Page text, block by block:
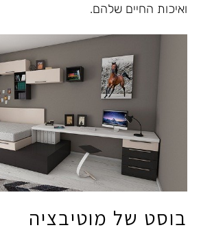
ואיכות החיים שלהם.
בוסט של מוטיבציה